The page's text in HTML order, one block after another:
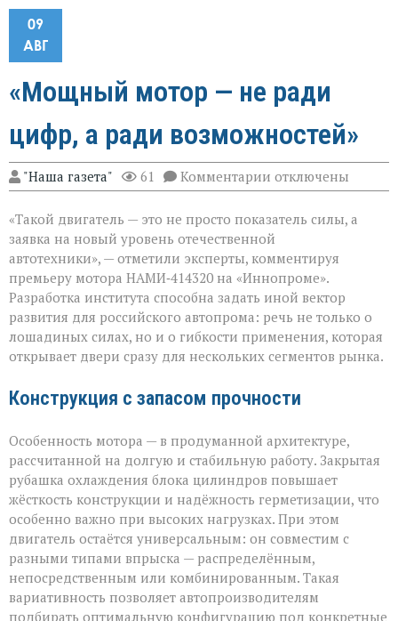
09
АВГ
«Мощный мотор — не ради
цифр, а ради возможностей»
"Наша газета" 61 Комментарии к
записи
мотор — не
ради
а
ради
возможностей»
отключены
«Такой двигатель — это не просто показатель силы, а
заявка на новый уровень отечественной
автотехники», — отметили эксперты, комментируя
премьеру мотора НАМИ‑414320 на «Иннопроме».
Разработка института способна задать иной вектор
развития для российского автопрома: речь не только о
лошадиных силах, но и о гибкости применения, которая
открывает двери сразу для нескольких сегментов рынка.
Конструкция с запасом прочности
Особенность мотора — в продуманной архитектуре,
рассчитанной на долгую и стабильную работу. Закрытая
рубашка охлаждения блока цилиндров повышает
жёсткость конструкции и надёжность герметизации, что
особенно важно при высоких нагрузках. При этом
двигатель остаётся универсальным: он совместим с
разными типами впрыска — распределённым,
непосредственным или комбинированным. Такая
вариативность позволяет автопроизводителям
подбирать оптимальную конфигурацию под конкретные